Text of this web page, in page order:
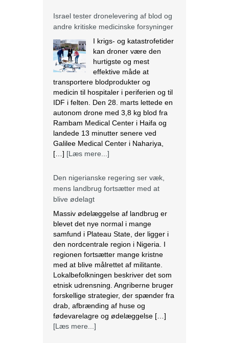
I krigs- og katastrofetider
hurtigste og mest
effektive måde at
transportere blodprodukter og
medicin til hospitaler i periferien og til
IDF i felten. Den 28. marts lettede en
autonom drone med 3,8 kg blod fra
Rambam Medical Center i Haifa og
landede 13 minutter senere ved
Galilee Medical Center i Nahariya,
[…][Læs mere...]
blive ødelagt
Massiv ødelæggelse af landbrug er
samfund i Plateau State, der ligger i
den nordcentrale region i Nigeria. I
regionen fortsætter mange kristne
med at blive målrettet af militante.
Lokalbefolkningen beskriver det som
etnisk udrensning. Angriberne bruger
forskellige strategier, der spænder fra
drab, afbrænding af huse og
fødevarelagre og ødelæggelse […]
[Læs mere...]